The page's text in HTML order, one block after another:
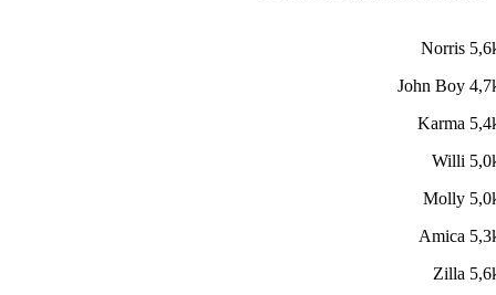
Norris
John Boy
Karma
Willi
Molly
Amica
Zilla